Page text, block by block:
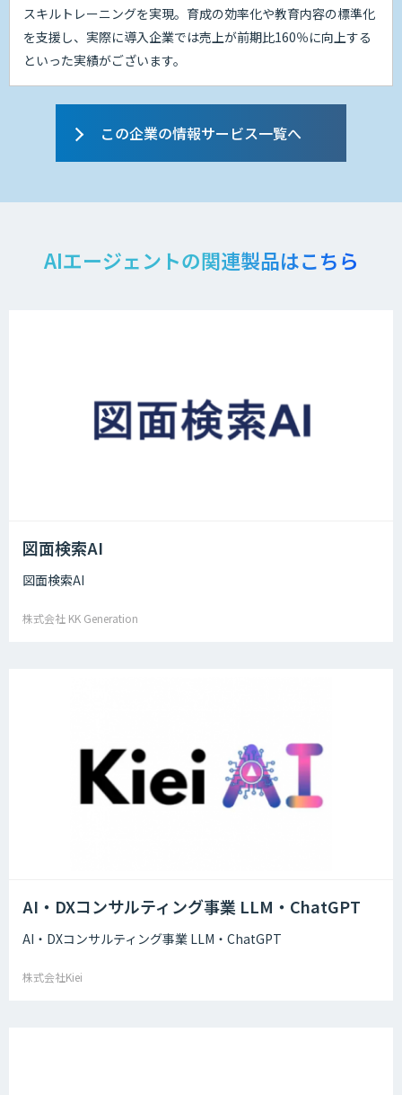
スキルトレーニングを実現。育成の効率化や教育内容の標準化
を支援し、実際に導入企業では売上が前期比160％に向上する
といった実績がございます。
この企業の情報サービス一覧へ
AIエージェントの関連製品はこちら
図面検索AI
図面検索AI
株式会社 KK Generation
AI・DXコンサルティング事業 LLM・ChatGPT
AI・DXコンサルティング事業 LLM・ChatGPT
株式会社Kiei